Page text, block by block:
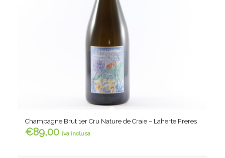
Champagne Brut 1er Cru Nature de Craie – Laherte Freres
€89,00 iva inclusa